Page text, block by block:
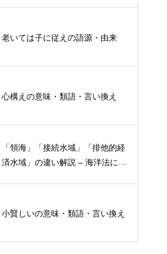
老いては子に従えの語源・由来
心構えの意味・類語・言い換え
「領海」「接続水域」「排他的経
済水域」の違い解説 – 海洋法にお
小賢しいの意味・類語・言い換え